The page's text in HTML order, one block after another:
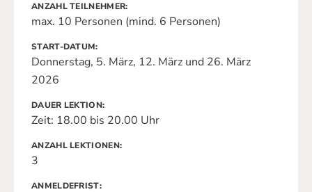
ANZAHL TEILNEHMER
max. 10 Personen (mind. 6 Personen)
START-DATUM
Donnerstag, 5. März, 12. März und 26. März
2026
DAUER LEKTION
Zeit: 18.00 bis 20.00 Uhr
ANZAHL LEKTIONEN
3
ANMELDEFRIST